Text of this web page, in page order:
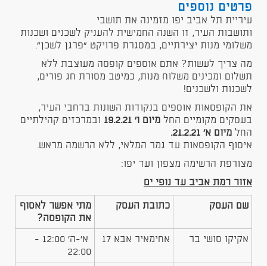
פרטים נוספים
עיריית תל אביב יפו מזמינה את תושבי
ותושבות העיר, זו השנה החמישית להעניק לשכנים ושכנות
משלומי מנות יצירתיים, במסגרת פרויקט "פרגן לשכן".
מה צריך לעשות? אתם אוספים קופסה מעוצבת ללא
תשלום ומכינים משלוח מנות, כמיטב מסורת חג פורים,
לשכנות ולשכנים!
את הקופסאות אוספים בנקודות השונות ברחבי העיר,
בעסקים מקומיים החל מיום ו' 19.2.21
ובמרכזים קהילתיים
החל מיום א' 21.2.21.
איסוף הקופסאות עד גמר המלאי, ללא הרשמה מראש.
מצורפת הרשימה מצפון ועד יפו:
אזור רמת אביב עד נופי ים
שם העסק כתובת העסק
מתי אפשר לאסוף
את הקופסה?
אקיקו סושי בר אחימאיר אבא 17
א'-ה' 12:00 -
22:00